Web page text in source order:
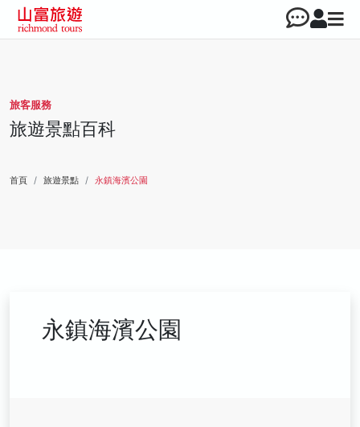
旅客服務
旅遊景點百科
首頁 旅遊景點 永鎮海濱公園
永鎮海濱公園